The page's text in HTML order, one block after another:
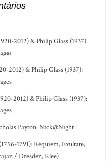
2012) & Philip Glass (1937):
2012) & Philip Glass (1937):
2012) & Philip Glass (1937):
Payton: Nick@Night
1791): Réquiem, Exultate,
/ Dresden, Klee)